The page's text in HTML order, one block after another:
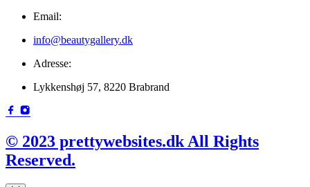
Email:
info@beautygallery.dk
Adresse:
Lykkenshøj 57, 8220 Brabrand
© 2023 prettywebsites.dk All Rights
Reserved.